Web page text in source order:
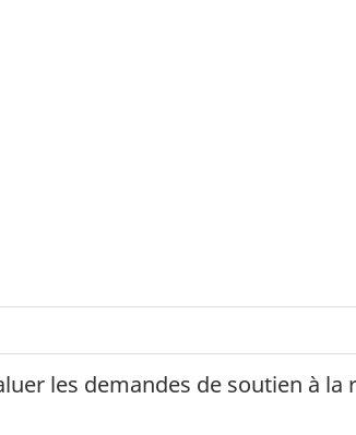
les demandes de soutien à la